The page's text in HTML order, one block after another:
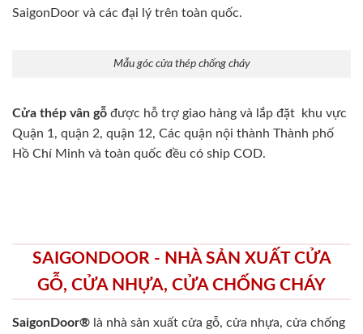
SaigonDoor và các đại lý trên toàn quốc.
Mẫu góc cửa thép chống cháy
Cửa thép vân gỗ được hỗ trợ giao hàng và lắp đặt khu vực
Quận 1, quận 2, quận 12, Các quận nội thành Thành phố
Hồ Chí Minh và toàn quốc đều có ship COD.
SAIGONDOOR - NHÀ SẢN XUẤT CỬA
GỖ, CỬA NHỰA, CỬA CHỐNG CHÁY
SaigonDoor® là nhà sản xuất cửa gỗ, cửa nhựa, cửa chống